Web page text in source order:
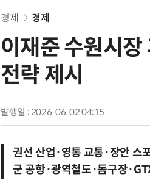
경제 경제
이재준 수원시
전략 제시
발행일 : 2026-06-02 04:15
권선 산업·영통 교통·장안 스
군 공항·광역철도·돔구장